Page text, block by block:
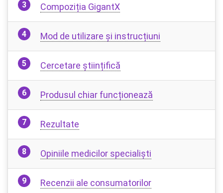
Compoziția GigantX
Mod de utilizare și instrucțiuni
Cercetare științifică
Produsul chiar funcționează
Rezultate
Opiniile medicilor specialiști
Recenzii ale consumatorilor